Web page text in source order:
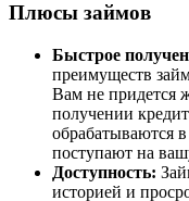
Плюсы займов
Быстрое
преимуществ
Вам не придется
получении
обрабатываются
поступают на
Доступность:
историей и